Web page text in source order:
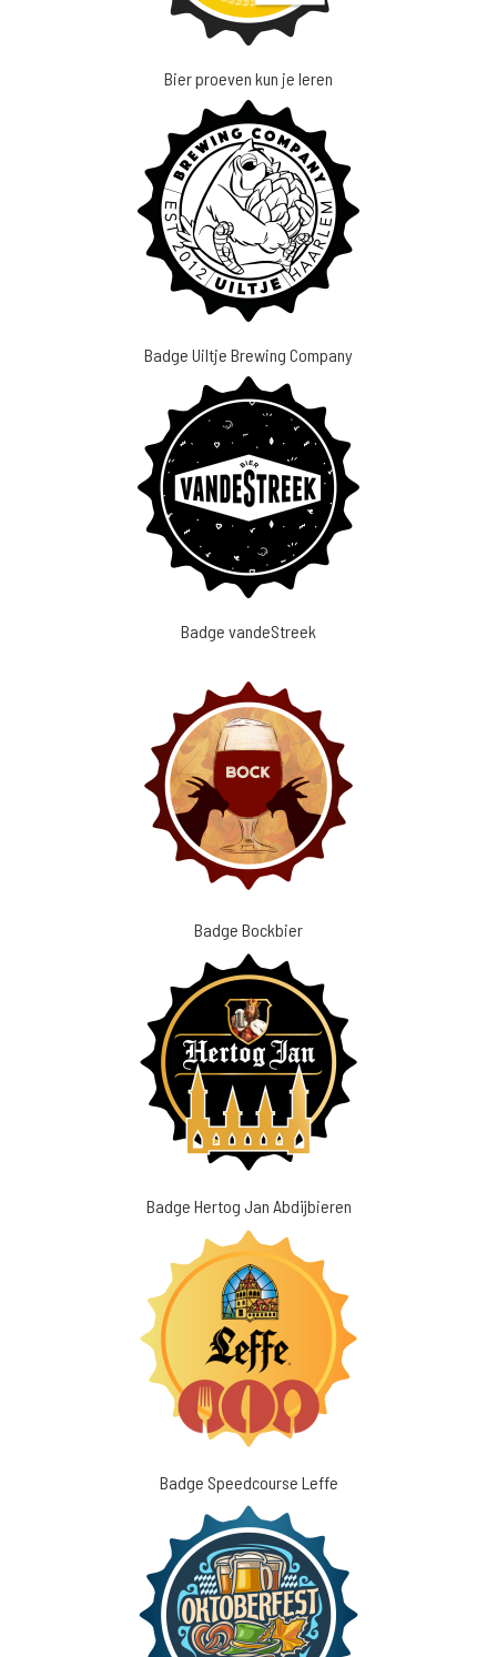
Bier proeven kun je leren
Badge Uiltje Brewing Company
Badge vandeStreek
Badge Bockbier
Badge Hertog Jan Abdijbieren
Badge Speedcourse Leffe